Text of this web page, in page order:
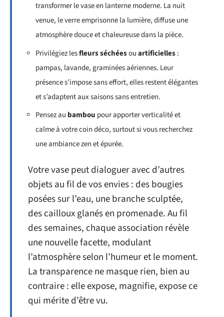
transformer le vase en lanterne moderne. La nuit
venue, le verre emprisonne la lumière, diffuse une
atmosphère douce et chaleureuse dans la pièce.
Privilégiez lesfleurs séchéesouartificielles:
pampas, lavande, graminées aériennes. Leur
présence s’impose sans effort, elles restent élégantes
et s’adaptent aux saisons sans entretien.
Pensez au bambou pour apporter verticalité et
calme à votre coin déco, surtout si vous recherchez
une ambiance zen et épurée.
Votre vase peut dialoguer avec d’autres
objets au fil de vos envies : des bougies
posées sur l’eau, une branche sculptée,
des cailloux glanés en promenade. Au fil
des semaines, chaque association révèle
une nouvelle facette, modulant
l’atmosphère selon l’humeur et le moment.
La transparence ne masque rien, bien au
contraire : elle expose, magnifie, expose ce
qui mérite d’être vu.